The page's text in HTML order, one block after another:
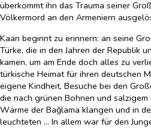
überkommt ihn das Trauma seiner
Völkermord an den Armeniern
Kaan beginnt zu erinnern: an seine
Türke, die in den Jahren der Republik
kamen, um am Ende doch alles zu
türkische Heimat für ihren deutschen
eigene Kindheit, Besuche bei den
die nach grünen Bohnen und salzigem
Wärme der Bağlama klangen und in
leuchteten … In allem war für den